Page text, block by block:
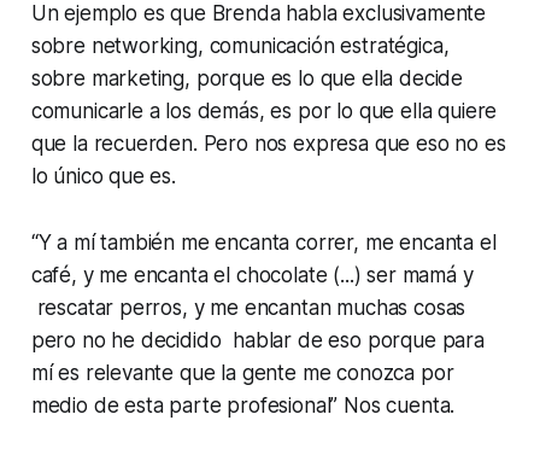
Un ejemplo es que Brenda habla exclusivamente
sobre networking, comunicación estratégica,
sobre marketing, porque es lo que ella decide
comunicarle a los demás, es por lo que ella quiere
que la recuerden. Pero nos expresa que eso no es
lo único que es.
“Y a mí también me encanta correr, me encanta el
café, y me encanta el chocolate (...) ser mamá y
rescatar perros, y me encantan muchas cosas
pero no he decidido hablar de eso porque para
mí es relevante que la gente me conozca por
medio de esta parte profesional” Nos cuenta.